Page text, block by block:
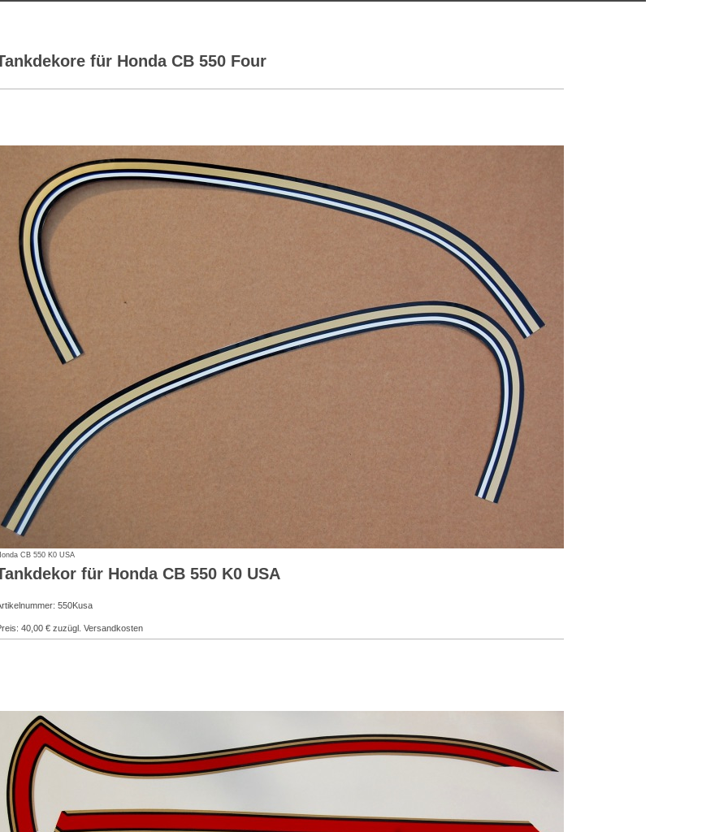
für Honda CB 550 Four
CB 550 K0 USA
für Honda CB 550 K0 USA
550Kusa
40,00 € zuzügl. Versandkosten